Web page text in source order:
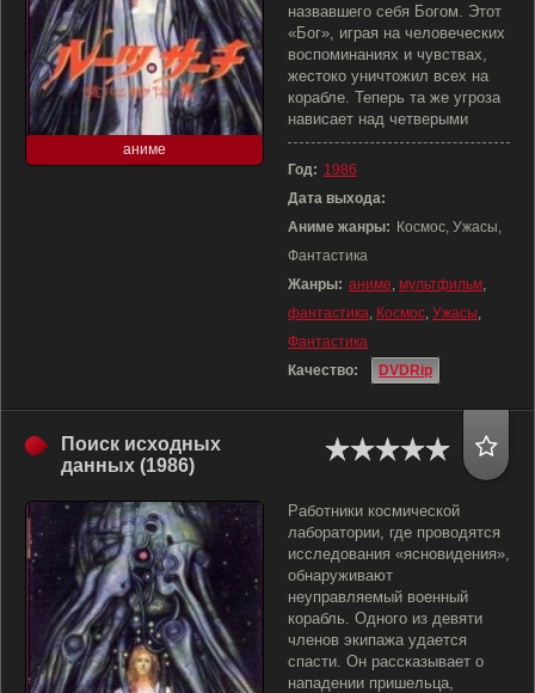
аниме
назвавшего себя Богом. Этот
«Бог», играя на человеческих
воспоминаниях и чувствах,
жестоко уничтожил всех на
корабле. Теперь та же угроза
нависает над четверыми
Год: 1986
Дата выхода:
Аниме жанры: Космос, Ужасы,
Фантастика
Жанры: аниме, мультфильм,
фантастика, Космос, Ужасы,
Фантастика
Качество:
DVDRip
Поиск исходных
данных (1986)
Работники космической
лаборатории, где проводятся
исследования «ясновидения»,
обнаруживают
неуправляемый военный
корабль. Одного из девяти
членов экипажа удается
спасти. Он рассказывает о
нападении пришельца,